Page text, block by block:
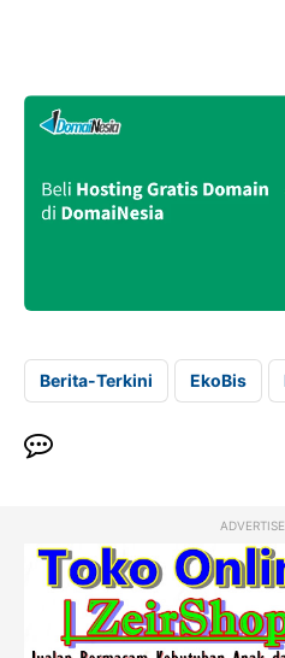
Berita-Terkini EkoBis